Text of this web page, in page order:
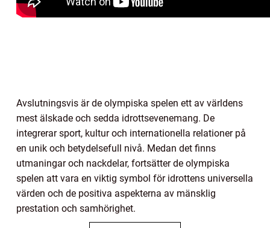
Avslutningsvis är de olympiska spelen ett av världens
mest älskade och sedda idrottsevenemang. De
integrerar sport, kultur och internationella relationer på
en unik och betydelsefull nivå. Medan det finns
utmaningar och nackdelar, fortsätter de olympiska
spelen att vara en viktig symbol för idrottens universella
värden och de positiva aspekterna av mänsklig
prestation och samhörighet.